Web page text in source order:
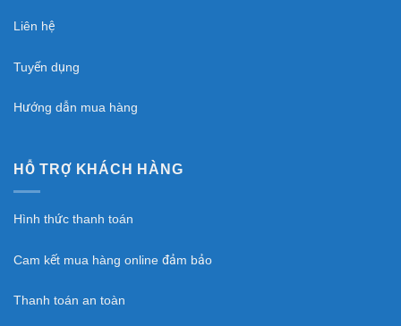
Liên hệ
Tuyển dụng
Hướng dẫn mua hàng
HỖ TRỢ KHÁCH HÀNG
Hình thức thanh toán
Cam kết mua hàng online đảm bảo
Thanh toán an toàn